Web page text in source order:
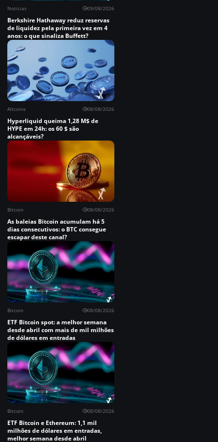
Noticias 09/08/2026
Berkshire Hathaway reduz reservas
de liquidez pela primeira vez em 4
anos: o que sinaliza Buffett?
Altcoins 08/08/2026
Hyperliquid queima 1,28 M$ de
HYPE em 24h: os 60 $ são
alcançáveis?
Bitcoin 08/08/2026
As baleias Bitcoin acumulam há 5
dias consecutivos: o BTC consegue
escapar deste canal?
Bitcoin 08/08/2026
ETF Bitcoin spot: a melhor semana
desde abril com mais de mil milhões
de dólares em entradas
Bitcoin 08/08/2026
ETF Bitcoin e Ethereum: 1,1 mil
milhões de dólares em entradas,
melhor semana desde abril